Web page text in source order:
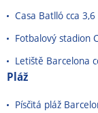
Casa Batlló cca
Fotbalový stadion
Letiště Barcelona
Pláž
Písčitá pláž